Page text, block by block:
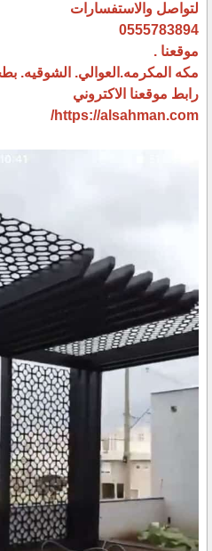
لتواصل والاستفسارات
0555783894
موقعنا .
مكه المكرمه.العوالي. الشوقيه.
رابط موقعنا الاكتروني
https://alsahman.com/